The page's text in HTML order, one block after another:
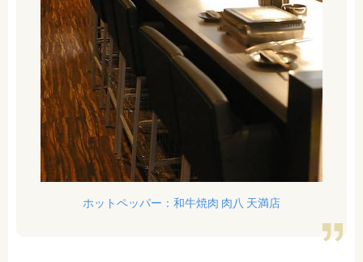
ホットペッパー：和牛焼肉 肉八 天満店